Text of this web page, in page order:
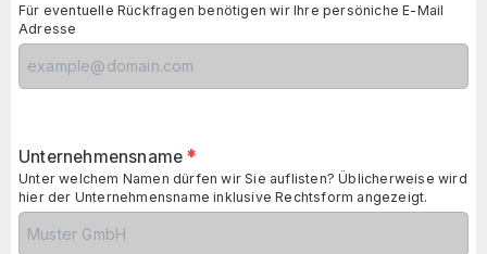
Für eventuelle Rückfragen benötigen wir Ihre persöniche E-Mail
Adresse
Unternehmensname*
Unter welchem Namen dürfen wir Sie auflisten? Üblicherweise wird
hier der Unternehmensname inklusive Rechtsform angezeigt.